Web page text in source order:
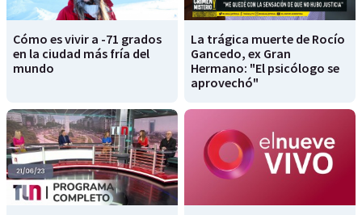
Cómo es vivir a -71 grados
en la ciudad más fría del
mundo
La trágica muerte de Rocío
Gancedo, ex Gran
Hermano: "El psicólogo se
aprovechó"